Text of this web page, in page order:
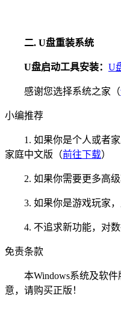
二. U盘重装系统
U盘启动工具安装： U
感谢您选择系统之家（
小编推荐
1. 如果你是个人或者家
家庭中文版（前往下载）
2. 如果你需要更多高级
3. 如果你是游戏玩家，
4. 不追求新功能，对数
免责条款
本Windows系统及软件
意，请购买正版！